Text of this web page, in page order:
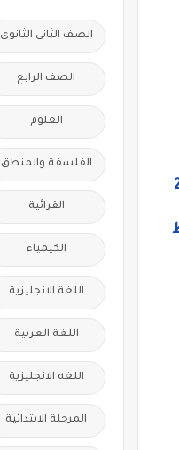
الصف الثانى الثانوى
الصف الرابع
العلوم
الفلسفة والمنطق
القرائية
الكيمياء
اللغة الانجليزية
اللغة العربية
اللغه الانجليزية
المرحلة الابتدائية